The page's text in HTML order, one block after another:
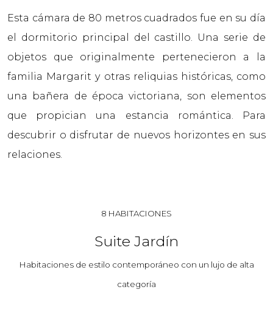
Esta cámara de 80 metros cuadrados fue en su día
el dormitorio principal del castillo. Una serie de
objetos que originalmente pertenecieron a la
familia Margarit y otras reliquias históricas, como
una bañera de época victoriana, son elementos
que propician una estancia romántica. Para
descubrir o disfrutar de nuevos horizontes en sus
relaciones.
8 HABITACIONES
Suite Jardín
Habitaciones de estilo contemporáneo con un lujo de alta
categoría